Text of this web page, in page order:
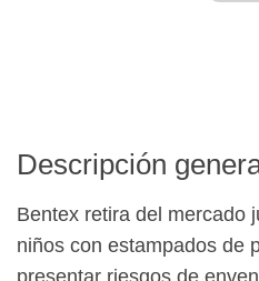
Descripción
Bentex retira del mercado
niños con estampados de
presentar riesgos de